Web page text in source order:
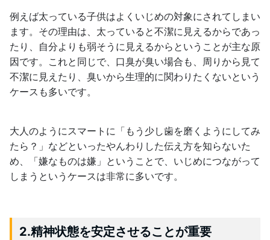
例えば太っている子供はよくいじめの対象にされてしまい
ます。その理由は、太っていると不潔に見えるからであっ
たり、自分よりも弱そうに見えるからということが主な原
因です。これと同じで、口臭が臭い場合も、周りから見て
不潔に見えたり、臭いから生理的に関わりたくないという
ケースも多いです。
大人のようにスマートに「もう少し歯を磨くようにしてみ
たら？」などといったやんわりした伝え方を知らないた
め、「嫌なものは嫌」ということで、いじめにつながって
しまうというケースは非常に多いです。
2.精神状態を安定させることが重要